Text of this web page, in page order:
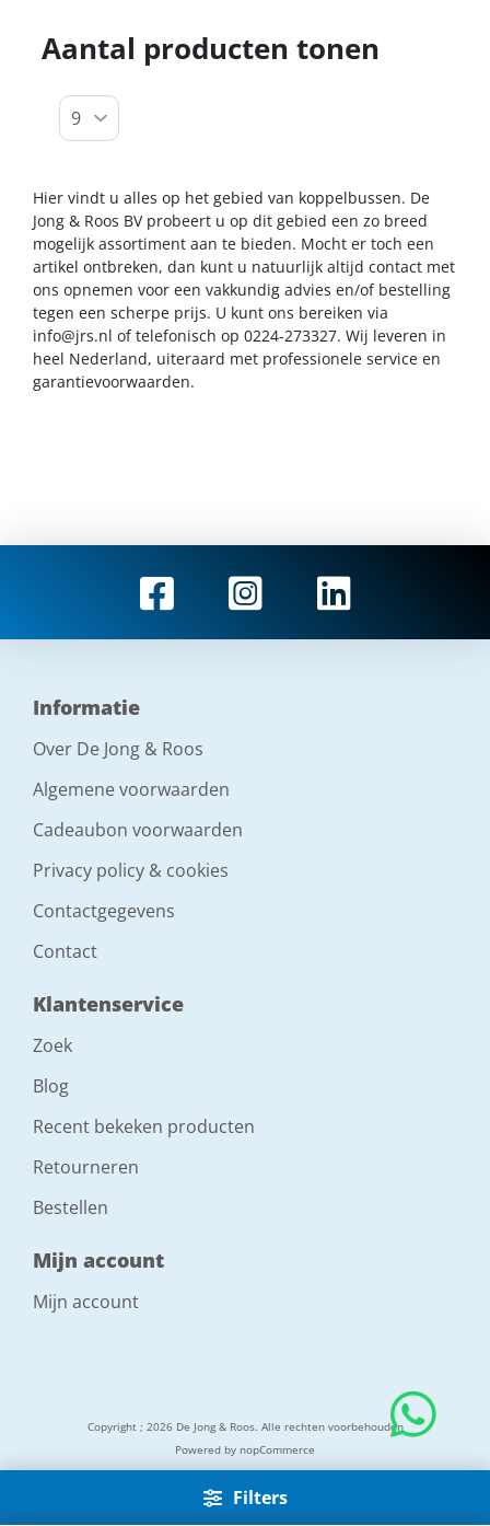
Filters
Aantal producten tonen
Hier vindt u alles op het gebied van koppelbussen. De
Jong & Roos BV probeert u op dit gebied een zo breed
mogelijk assortiment aan te bieden. Mocht er toch een
artikel ontbreken, dan kunt u natuurlijk altijd contact met
ons opnemen voor een vakkundig advies en/of bestelling
tegen een scherpe prijs. U kunt ons bereiken via
info@jrs.nl of telefonisch op 0224-273327. Wij leveren in
heel Nederland, uiteraard met professionele service en
garantievoorwaarden.
Informatie
Over De Jong & Roos
Algemene voorwaarden
Cadeaubon voorwaarden
Privacy policy & cookies
Contactgegevens
Contact
Klantenservice
Zoek
Blog
Recent bekeken producten
Retourneren
Bestellen
Mijn account
Mijn account
Copyright ; 2026 De Jong & Roos. Alle rechten voorbehouden
Powered by nopCommerce